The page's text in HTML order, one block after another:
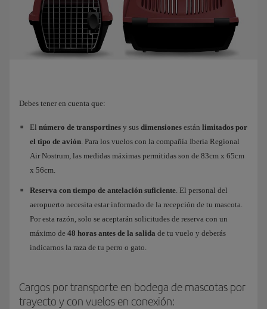
Debes tener en cuenta que:
El número de transportines y sus dimensiones están limitados por
el tipo de avión. Para los vuelos con la compañía Iberia Regional
Air Nostrum, las medidas máximas permitidas son de 83cm x 65cm
x 56cm.
Reserva con tiempo de antelación suficiente. El personal del
aeropuerto necesita estar informado de la recepción de tu mascota.
Por esta razón, solo se aceptarán solicitudes de reserva con un
máximo de 48 horas antes de la salida de tu vuelo y deberás
indicarnos la raza de tu perro o gato.
Cargos por transporte en bodega de mascotas por
trayecto y con vuelos en conexión: